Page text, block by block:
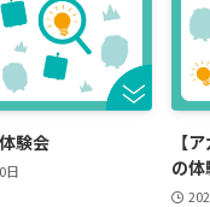
験会
日
【
の